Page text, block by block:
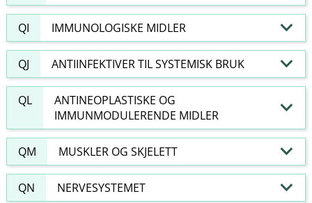
QI IMMUNOLOGISKE MIDLER
QJ ANTIINFEKTIVER TIL SYSTEMISK BRUK
QL
ANTINEOPLASTISKE OG
IMMUNMODULERENDE MIDLER
QM MUSKLER OG SKJELETT
QN NERVESYSTEMET